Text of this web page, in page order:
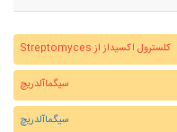
کلسترول اکسیداز از Streptomyces
سیگماآلدریچ
سیگماآلدریچ